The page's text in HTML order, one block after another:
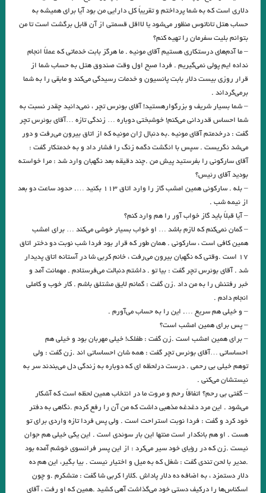
. پیش از همین حالا / آفاق شوهانی
فرناز فرازمند
بندهای بی تاب / الهام عطیف / کوه‌ها و سنگ‌ها / ابوالفضل پاشا
زندگیِ غم‌انگیزِ غیرِجدی | امیرحسین تیکنی یادداشتی بر کتاب ۶۸ پاریس ،
پراگ ، مکزیک نوشته کارلوس فوئنتس | برگردان به پارسی: زهرا نعیمی
روایت خالد حسینی از مهاجران سرگردان از کابل تا سیسیل . ترجمۀ: آرش
عمر همچو جوی نونو می رسد ؛ مستمری می نماید در جسد /شعور و جاودانگی
هستی از نظرگاه مولوی
عشق بنده ای است خانه زاد كه در شهرستان ازل پرورده شده است. سهروردی
سمندر / ارواح آتش در اسطوره شناسی صائب تبریزی
راه نرفته / رابرت فراست / برگردان رُزا جمالی
بلاتکلیفی در میان قطارها . هانریش بل بیژن نجدی
گفتگو با داستایوسکی / مترجم : علی رضا ذیحق
ملت عشق از همه دین ها جداست ….عاشقان را مذهب و ملت خداست/ مولوی
.مدرنیته در شمس و طغرا نوشته ی “محمدباقر میرزا خسروی” جواد اسحاقیان
مشقِ کوتاه‌نویسی با لیدیا دیویس
خوانش فمینیستی بچه ی مردم “آل احمد”/ جواد اسحاقیان
دلاری است که به شما پرداختم و تقریباً کل دارایی من بود آیا برای همیشه به
حساب هتل تاناتوس منظور می‌شود یا لااقل قسمتی از آن قابل برگشت است تا من
بتوانم بلیت سفرمان را تهیه کنم؟
– ما آدم‌های درستکاری هستیم آقای مونیه . ما هرگز بابت خدماتی که عملاً انجام
نداده ایم پولی نمی‌گیریم . فردا صبح اول وقت صندوق هتل به حساب شما از
قرار روزی بیست دلار بابت پانسیون و خدمات رسیدگی می‌کند و مابقی را به شما
برمی‌گرداند .
– شما بسیار شریف و بزرگوارهستید! آقای بوئرس تچر ، نمی‌دانید چقدر نسبت به
شما احساس قدردانی می‌کنم! خوشبختی دوباره … زندگی تازه …آقای بوئرس تچر
گفت : درخدمتم آقای مونیه .به دنبال ژان مونیه که از اتاق بیرون می‌رفت و دور
می‌شد نگریست . سپس با انگشت دگمه زنگ را فشار داد و به خدمتکار گفت :
آقای سارکونی را بفرستید پیش من .چند دقیقه بعد نگهبان وارد شد : مرا خواسته
بودید آقای رئیس؟
– بله . سارکونی همین امشب گاز را وارد اتاق ۱۱۳ بکنید …. حدود ساعت دو بعد
از نیمه شب .
– آیا قبلاً باید گاز خواب آور را هم وارد کنم؟
– گمان نمی‌کنم که لازم باشد … او خواب بسیار خوشی می‌کند … برای امشب
همین کافی است ، سارکونی . همان طور که قرار بود فردا شب نوبت دو دختر اتاق
۱۷ است .وقتی که نگهبان بیرون می‌رفت ، خانم کربی شا در آستانه اتاق پدیدار
شد . آقای بوئرس تچر گفت : بیا تو . داشتم دنبالت می‌فرستادم . مهمانت آمد و
خبر رفتنش را به من داد .زن گفت : گمانم لایق مشتلق باشم . کار خوب و کاملی
انجام دادم .
– و خیلی هم سریع …. این را به حساب می‌آورم .
– پس برای همین امشب است؟
– برای همین امشب است .زن گفت : طفلک! خیلی مهربان بود و خیلی هم
احساساتی …آقای بوئرس تچر گفت : همه شان احساساتی اند .زن گفت : ولی
توهم خیلی بی رحمی . درست درلحظه ای که دوباره به زندگی دل می‌بندند سر به
نیستشان می‌کنی .
– گفتی بی رحم؟ اتفاقاً رحم و مروت ما در انتخاب همین لحظه است که آشکار
می‌شود . این مرد دغدغه مذهبی داشت که من آن را رفع کردم .نگاهی به دفتر
خود کرد و گفت : فردا نوبت استراحت است . ولی پس فردا تازه واردی برای تو
هست . او هم بانکدار است منتها این بار سوئدی است . این یکی خیلی هم جوان
نیست .زن که در رؤیای خود سیر می‌کرد : از این پسر فرانسوی خوشم آمده بود
.مدیر با لحن تندی گفت : شغل که به میل و اختیار نیست . بیا بگیر، این هم ده
دلار دستمزد ، به اضافه ده دلار پاداش .کلارا کربی شا گفت : متشکرم .و چون
اسکناس‌ها را درکیف دستی خود می‌گذاشت آهی کشید .همین که او رفت ، آقای